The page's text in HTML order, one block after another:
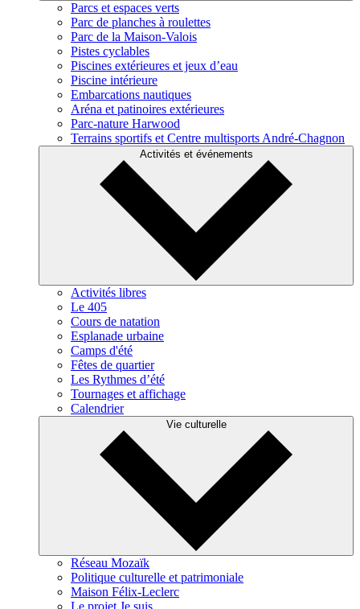
Parcs et espaces verts
Parc de planches à roulettes
Parc de la Maison-Valois
Pistes cyclables
Piscines extérieures et jeux d’eau
Piscine intérieure
Embarcations nautiques
Aréna et patinoires extérieures
Parc-nature Harwood
Terrains sportifs et Centre multisports André-Chagnon
Activités et événements
Activités libres
Le 405
Cours de natation
Esplanade urbaine
Camps d'été
Fêtes de quartier
Les Rythmes d’été
Tournages et affichage
Calendrier
Vie culturelle
Réseau Mozaïk
Politique culturelle et patrimoniale
Maison Félix-Leclerc
Le projet Je suis...